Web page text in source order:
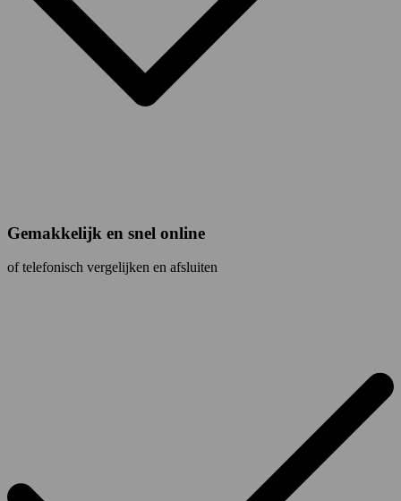
Gemakkelijk en snel online
of telefonisch vergelijken en afsluiten